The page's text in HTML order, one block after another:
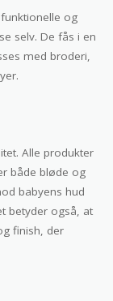
og
selv. De fås i en
med broderi,
Alle produkter
både bløde og
babyens hud
betyder også, at
finish, der